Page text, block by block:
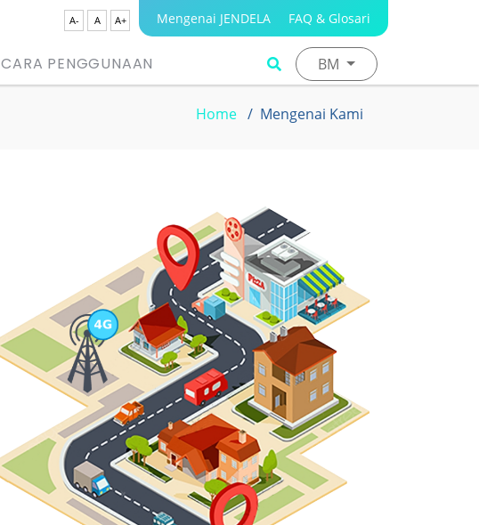
A- A A+ Mengenai JENDELA FAQ & Glosari
CARA PENGGUNAAN BM
Home Mengenai Kami